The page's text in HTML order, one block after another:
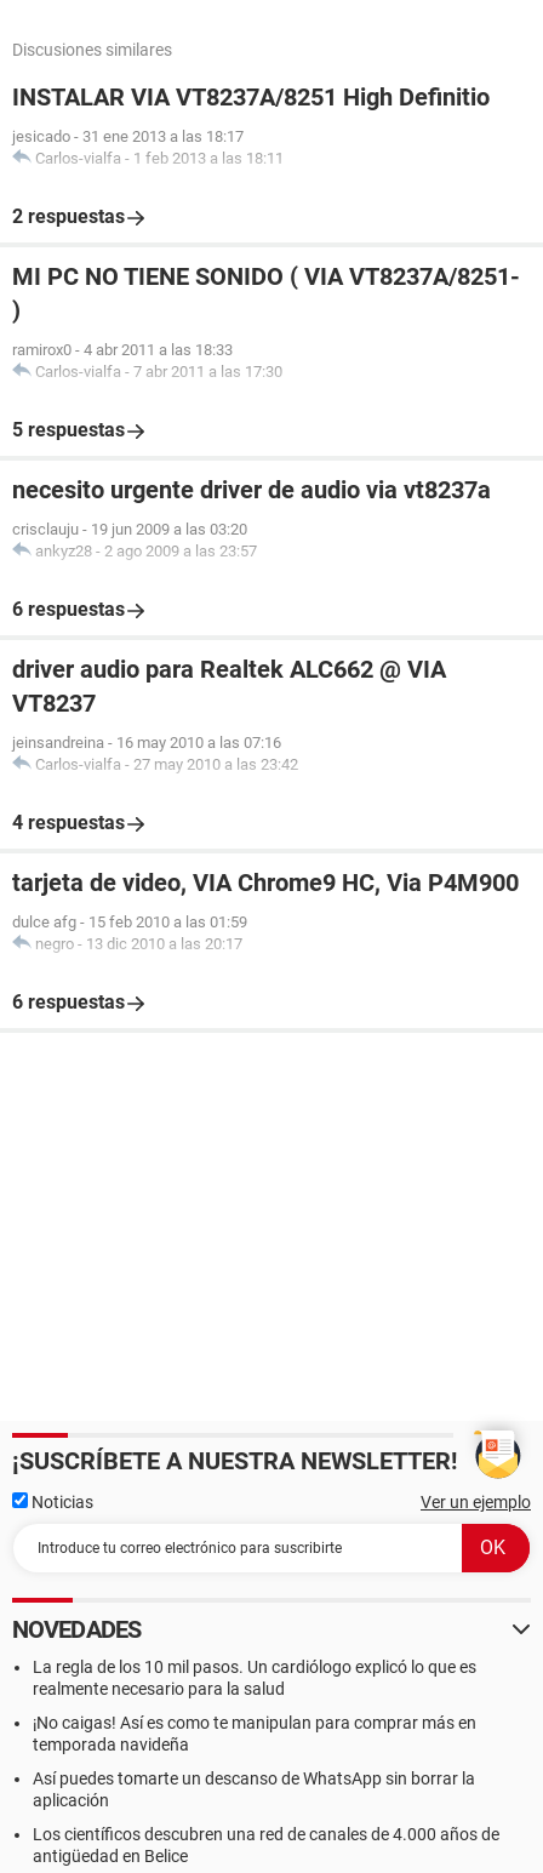
Discusiones similares
INSTALAR VIA VT8237A/8251 High Definitio
jesicado - 31 ene 2013 a las 18:17
Carlos-vialfa - 1 feb 2013 a las 18:11
2 respuestas
MI PC NO TIENE SONIDO ( VIA VT8237A/8251-
)
ramirox0 - 4 abr 2011 a las 18:33
Carlos-vialfa - 7 abr 2011 a las 17:30
5 respuestas
necesito urgente driver de audio via vt8237a
crisclauju - 19 jun 2009 a las 03:20
ankyz28 - 2 ago 2009 a las 23:57
6 respuestas
driver audio para Realtek ALC662 @ VIA
VT8237
jeinsandreina - 16 may 2010 a las 07:16
Carlos-vialfa - 27 may 2010 a las 23:42
4 respuestas
tarjeta de video, VIA Chrome9 HC, Via P4M900
dulce afg - 15 feb 2010 a las 01:59
negro - 13 dic 2010 a las 20:17
6 respuestas
¡SUSCRÍBETE A NUESTRA NEWSLETTER!
Noticias Ver un ejemplo
NOVEDADES
La regla de los 10 mil pasos. Un cardiólogo explicó lo que es
realmente necesario para la salud
¡No caigas! Así es como te manipulan para comprar más en
temporada navideña
Así puedes tomarte un descanso de WhatsApp sin borrar la
aplicación
Los científicos descubren una red de canales de 4.000 años de
antigüedad en Belice